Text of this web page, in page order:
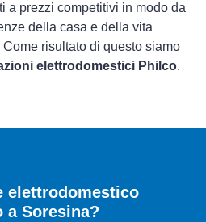
a prezzi competitivi in modo da
della casa e della vita
risultato di questo siamo
elettrodomestici Philco.
elettrodomestico
a Soresina?